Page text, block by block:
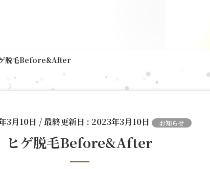
脱毛Before&After
3月10日 / 最終更新日 : 2023年3月10日 お知らせ
ヒゲ脱毛Before&After